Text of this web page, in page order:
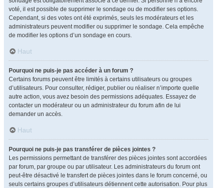
voté, il est possible de supprimer le sondage ou de modifier ses options.
Cependant, si des votes ont été exprimés, seuls les modérateurs et les
administrateurs peuvent modifier ou supprimer le sondage. Cela empêche
de modifier les options d’un sondage en cours.
Haut
Pourquoi ne puis-je pas accéder à un forum ?
Certains forums peuvent être limités à certains utilisateurs ou groupes
d’utilisateurs. Pour consulter, rédiger, publier ou réaliser n’importe quelle
autre action, vous avez besoin des permissions adéquates. Essayez de
contacter un modérateur ou un administrateur du forum afin de lui
demander un accès.
Haut
Pourquoi ne puis-je pas transférer de pièces jointes ?
Les permissions permettant de transférer des pièces jointes sont accordées
par forum, par groupe ou par utilisateur. Les administrateurs du forum ont
peut-être désactivé le transfert de pièces jointes dans le forum concerné, ou
seuls certains groupes d’utilisateurs détiennent cette autorisation. Pour plus